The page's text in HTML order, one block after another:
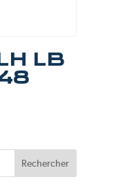
LB
48